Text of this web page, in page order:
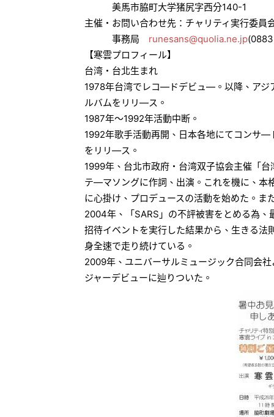
美馬市脇町大学猪尻字西分140-1
主催・お問い合わせ先：チャリティ実行委
事務局 runesans@quolia.ne.jp
【寒雲プロフィール】
台湾・台北生まれ
1978年台湾でレコ―ドデビュ―。以降、ア
ルバムをリリ―ス。
1987年～1992年活動中断。
1992年歌手活動再開、日本各地にてコン
をリリ―ス。
1999年、台北市政府・台湾双子協会主催「
テ―マソングに作詞、出演。これを機に、
に心掛け、プロデュースの活動を始めた。ま
2004年、「SARS」の不評被害をとめる為
招待イベントを実行した結果から、生きる
身全速で走り続けている。
2009年、ユニバーサルミュージック合同会
ジャーデビューに辿りついた。